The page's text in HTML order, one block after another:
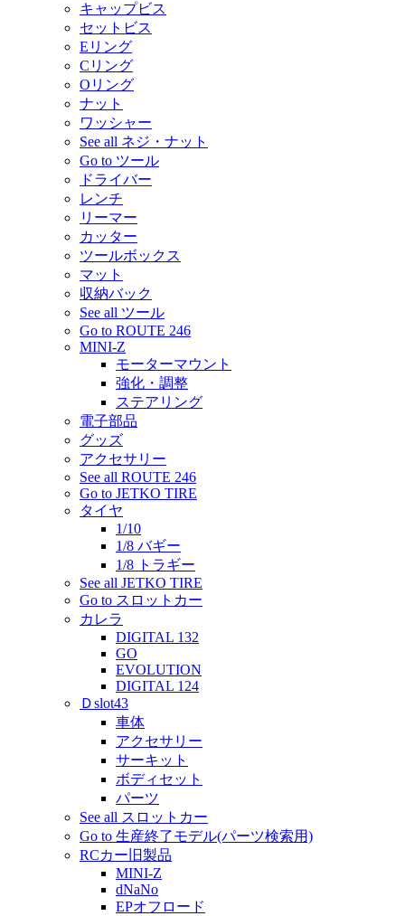
キャップビス
セットビス
Eリング
Cリング
Oリング
ナット
ワッシャー
See all ネジ・ナット
Go to ツール
ドライバー
レンチ
リーマー
カッター
ツールボックス
マット
収納バック
See all ツール
Go to ROUTE 246
MINI-Z
モーターマウント
強化・調整
ステアリング
電子部品
グッズ
アクセサリー
See all ROUTE 246
Go to JETKO TIRE
タイヤ
1/10
1/8 バギー
1/8 トラギー
See all JETKO TIRE
Go to スロットカー
カレラ
DIGITAL 132
GO
EVOLUTION
DIGITAL 124
Ｄslot43
車体
アクセサリー
サーキット
ボディセット
パーツ
See all スロットカー
Go to 生産終了モデル(パーツ検索用)
RCカー旧製品
MINI-Z
dNaNo
EPオフロード